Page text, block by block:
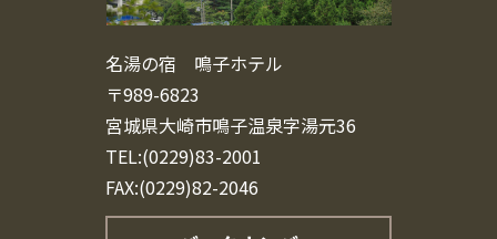
名湯の宿 鳴子ホテル
〒989-6823
宮城県大崎市鳴子温泉字湯元36
TEL:(0229)83-2001
FAX:(0229)82-2046